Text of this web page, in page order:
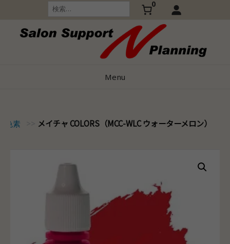
content
検
索:
0
Menu
色素 メイチャ COLORS（MCC-WLC ウォーターメロン）